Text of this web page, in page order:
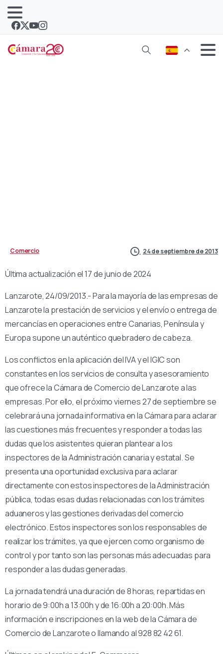
Comercio 24 de septiembre de 2013
Última actualización el 17 de junio de 2024
Lanzarote, 24/09/2013.- Para la mayoría de las empresas de
Lanzarote la prestación de servicios y el envío o entrega de
mercancías en operaciones entre Canarias, Península y
Europa supone un auténtico quebradero de cabeza.
Los conflictos en la aplicación del IVA y el IGIC son
constantes en los servicios de consulta y asesoramiento
que ofrece la Cámara de Comercio de Lanzarote a las
empresas. Por ello, el próximo viernes 27 de septiembre se
celebrará una jornada informativa en la Cámara para aclarar
las cuestiones más frecuentes y responder a todas las
dudas que los asistentes quieran plantear a los
inspectores de la Administración canaria y estatal. Se
presenta una oportunidad exclusiva para aclarar
directamente con estos inspectores de la Administración
pública, todas esas dudas relacionadas con los trámites
aduaneros y las gestiones derivadas del comercio
electrónico. Estos inspectores son los responsables de
realizar los trámites, ya que ejercen como organismo de
control y por tanto son las personas más adecuadas para
responder a las dudas generadas.
La jornada tendrá una duración de 8 horas, repartidas en
horario de 9:00h a 13:00h y de 16:00h a 20:00h. Más
información e inscripciones en la web de la Cámara de
Comercio de Lanzarote o llamando al 928 82 42 61.